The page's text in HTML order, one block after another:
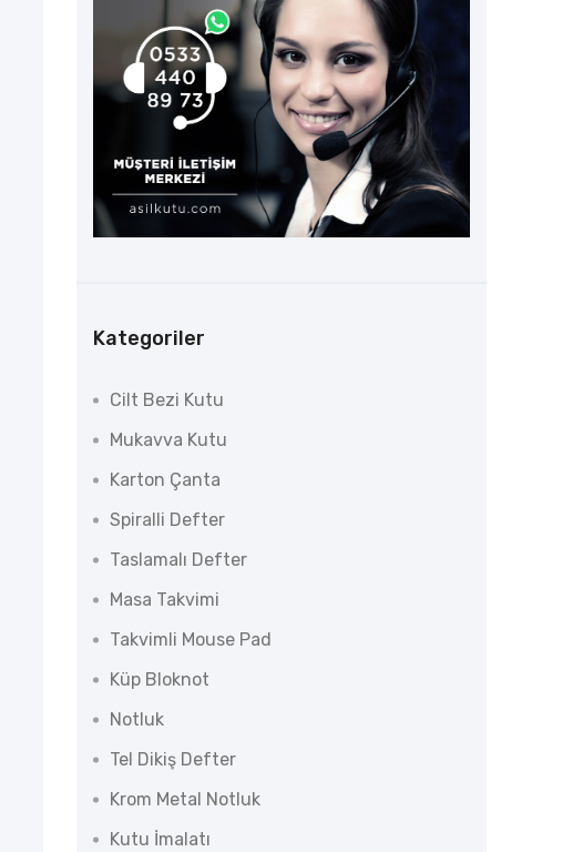
Kategoriler
Cilt Bezi Kutu
Mukavva Kutu
Karton Çanta
Spiralli Defter
Taslamalı Defter
Masa Takvimi
Takvimli Mouse Pad
Küp Bloknot
Notluk
Tel Dikiş Defter
Krom Metal Notluk
Kutu İmalatı